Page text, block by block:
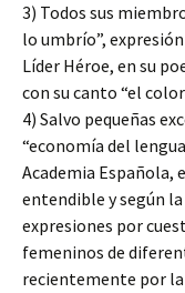
3) Todos sus
lo umbrío”,
Líder Héroe, en su
con su canto “el
4) Salvo pequeñas
“economía del
Academia Española,
entendible y según
expresiones por
femeninos de
recientemente por la